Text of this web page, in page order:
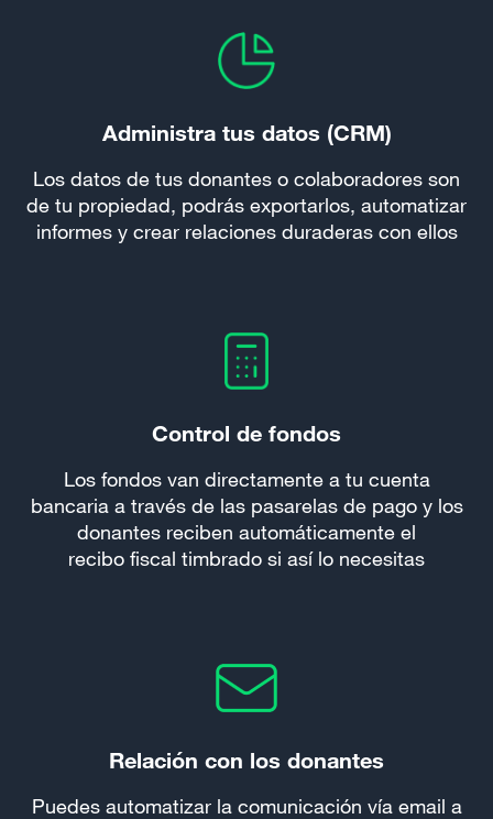
Administra tus datos (CRM)
Los datos de tus donantes o colaboradores son
de tu propiedad, podrás exportarlos, automatizar
informes y crear relaciones duraderas con ellos
Control de fondos
Los fondos van directamente a tu cuenta
bancaria a través de las pasarelas de pago y los
donantes reciben automáticamente el
recibo fiscal timbrado si así lo necesitas
Relación con los donantes
Puedes automatizar la comunicación vía email a